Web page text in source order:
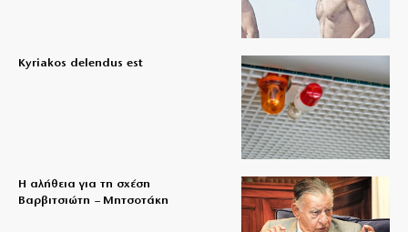
Kyriakos delendus est
Η αλήθεια για τη σχέση
Βαρβιτσιώτη – Μητσοτάκη